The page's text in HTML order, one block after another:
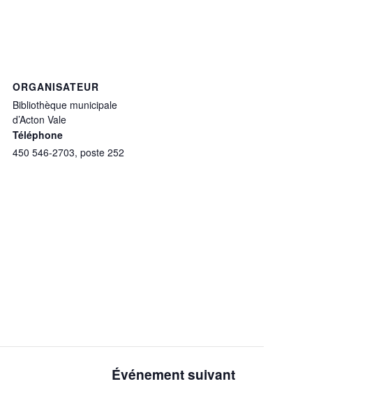
ORGANISATEUR
Bibliothèque municipale
d’Acton Vale
Téléphone
450 546-2703, poste 252
Événement suivant